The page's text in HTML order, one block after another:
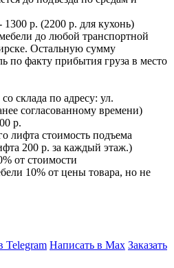
р. (2200 р. для кухонь)
до любой транспортной
Остальную сумму
по факту прибытия груза в место
склада по адресу: ул.
согласованному времени)
р.
лифта стоимость подъема
200 р. за каждый этаж.)
от стоимости
10% от цены товара, но не
Telegram Написать в Max Заказать